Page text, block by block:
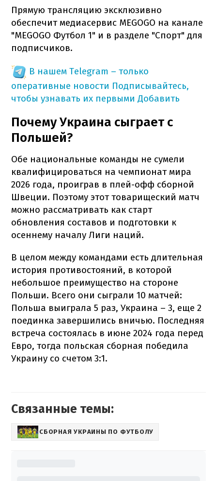
Прямую трансляцию эксклюзивно
обеспечит медиасервис MEGOGO на канале
"MEGOGO Футбол 1" и в разделе "Спорт" для
подписчиков.
В нашем Telegram – только
оперативные новости Подписывайтесь,
чтобы узнавать их первыми Добавить
Почему Украина сыграет с
Польшей?
Обе национальные команды не сумели
квалифицироваться на чемпионат мира
2026 года, проиграв в плей-офф сборной
Швеции. Поэтому этот товарищеский матч
можно рассматривать как старт
обновления составов и подготовки к
осеннему началу Лиги наций.
В целом между командами есть длительная
история противостояний, в которой
небольшое преимущество на стороне
Польши. Всего они сыграли 10 матчей:
Польша выиграла 5 раз, Украина – 3, еще 2
поединка завершились вничью. Последняя
встреча состоялась в июне 2024 года перед
Евро, тогда польская сборная победила
Украину со счетом 3:1.
Связанные темы:
СБОРНАЯ УКРАИНЫ ПО ФУТБОЛУ